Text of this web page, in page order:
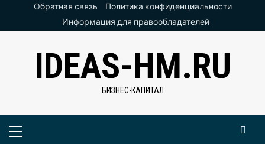
ПерейтиОбратная связь
Политика конфиденциальности
Информация для правообладателей
IDEAS-HM.RU
БИЗНЕС-КАПИТАЛ
Основное